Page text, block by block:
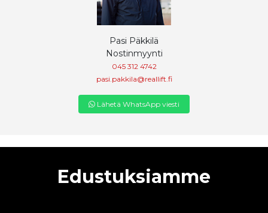
Pasi Päkkilä
Nostinmyynti
045 312 4742
pasi.pakkila@reallift.fi
Lähetä WhatsApp viesti
Edustuksiamme